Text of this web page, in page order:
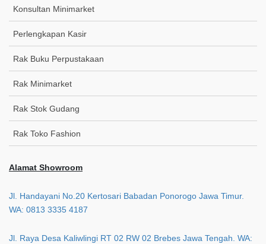
Konsultan Minimarket
Perlengkapan Kasir
Rak Buku Perpustakaan
Rak Minimarket
Rak Stok Gudang
Rak Toko Fashion
Alamat Showroom
Jl. Handayani No.20 Kertosari Babadan Ponorogo Jawa Timur.
WA: 0813 3335 4187
Jl. Raya Desa Kaliwlingi RT 02 RW 02 Brebes Jawa Tengah. WA: